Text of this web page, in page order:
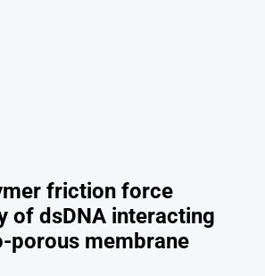
friction force
of dsDNA interacting
porous membrane